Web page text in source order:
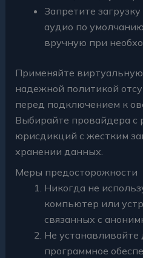
Запретите
аудио по
вручную при
Применяйте виртуальную
надежной политикой
перед подключением к
Выбирайте провайдера с
юрисдикций с жестким
хранении данных.
Меры предосторожности
Никогда не
компьютер или
связанных с
Не
программное